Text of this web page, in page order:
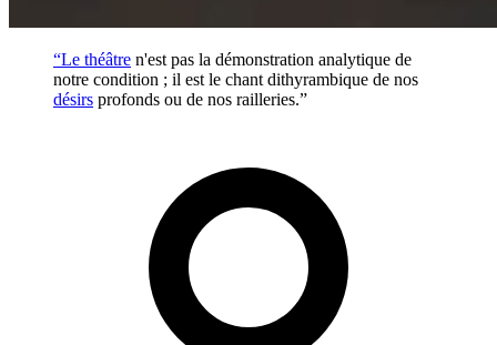
“Le théâtre n'est pas la démonstration analytique de
notre condition ; il est le chant dithyrambique de nos
désirs profonds ou de nos railleries.”